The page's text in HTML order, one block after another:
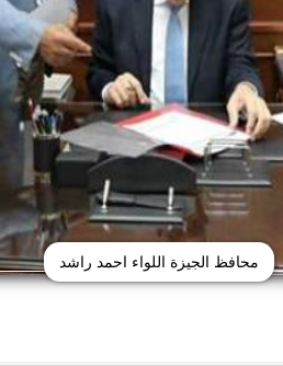
محافظ الجيزة اللواء احمد راشد